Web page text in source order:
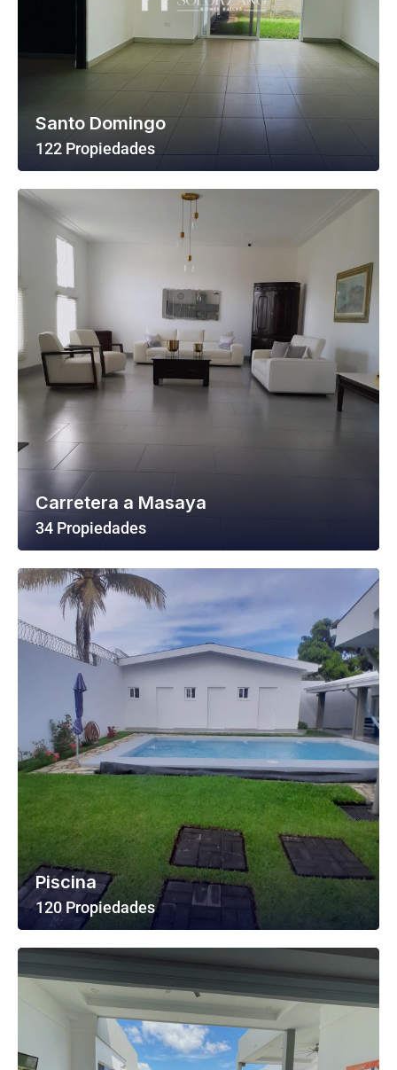
Santo Domingo
122 Propiedades
Ver Todas Las Propiedades
Carretera a Masaya
34 Propiedades
Ver Todas Las Propiedades
Piscina
120 Propiedades
Ver Todas Las Propiedades